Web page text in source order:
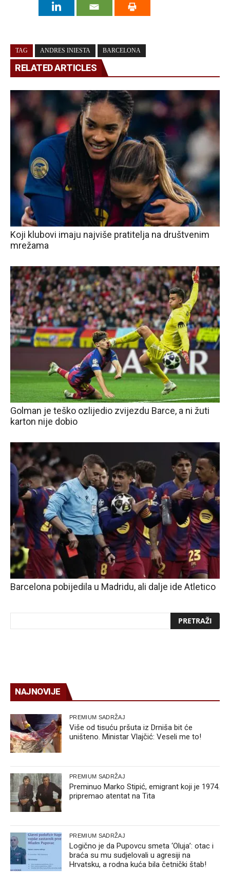
TAG ANDRES INIESTA BARCELONA
RELATED ARTICLES
Koji klubovi imaju najviše pratitelja na društvenim
mrežama
Golman je teško ozlijedio zvijezdu Barce, a ni žuti
karton nije dobio
Barcelona pobijedila u Madridu, ali dalje ide Atletico
NAJNOVIJE
PREMIUM SADRŽAJ
Više od tisuću pršuta iz Drniša bit će
uništeno. Ministar Vlajčić: Veseli me to!
PREMIUM SADRŽAJ
Preminuo Marko Stipić, emigrant koji je 1974.
pripremao atentat na Tita
PREMIUM SADRŽAJ
Logično je da Pupovcu smeta ‘Oluja’: otac i
braća su mu sudjelovali u agresiji na
Hrvatsku, a rodna kuća bila četnički štab!